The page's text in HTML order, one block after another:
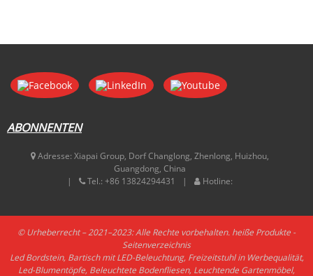
ABONNENTEN
Adresse: Xiapai Group, Dorf Changlong, Zhenlong, Huizhou,
Guangdong, China
Tel.: +86 13824294431 Hotline:
© Urheberrecht – 2021–2023: Alle Rechte vorbehalten. heiße Produkte -
Seitenverzeichnis
Led Bordstein, Bartisch mit LED-Beleuchtung, Freizeitstuhl in Werbequalität,
Led-Blumentöpfe, Beleuchtete Bodenfliesen, Leuchtende Gartenmöbel,